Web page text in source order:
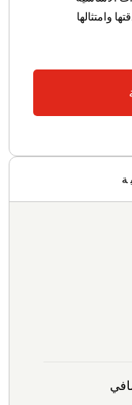
وامتثالها
التقاعدية في